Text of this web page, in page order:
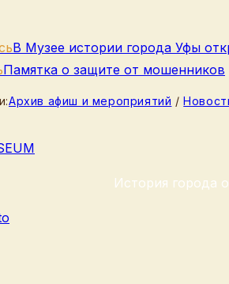
В Музее истории города Уфы
Памятка о защите от мошенников
Архив афиш и мероприятий /
История города